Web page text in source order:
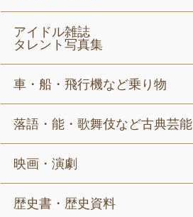
アイドル雑誌
タレント写真集
車・船・飛行機など乗り物
落語・能・歌舞伎など古典芸能
映画・演劇
歴史書・歴史資料